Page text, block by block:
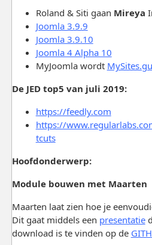
Roland & Siti gaan Mireya
Joomla 3.9.9
Joomla 3.9.10
Joomla 4 Alpha 10
MyJoomla wordt
De JED top5 van juli 2019:
https://feedly.com
https://
tcuts
Hoofdonderwerp:
Module bouwen met Maarten
Maarten laat zien hoe je
Dit gaat middels een presentatie
download is te vinden op de